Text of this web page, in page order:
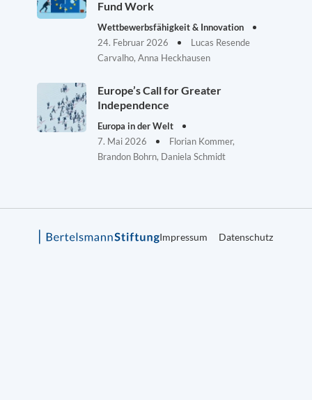
Fund Work
Wettbewerbsfähigkeit & Innovation
24. Februar 2026
Lucas Resende
Carvalho, Anna Heckhausen
Europe’s Call for Greater
Independence
Europa in der Welt
7. Mai 2026
Florian Kommer,
Brandon Bohrn, Daniela Schmidt
Impressum Datenschutz